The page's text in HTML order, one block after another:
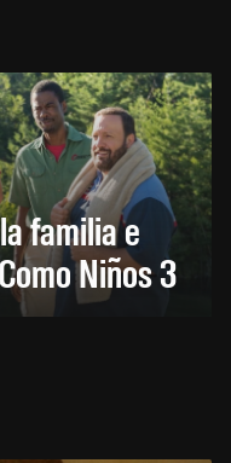
familia e
Niños 3